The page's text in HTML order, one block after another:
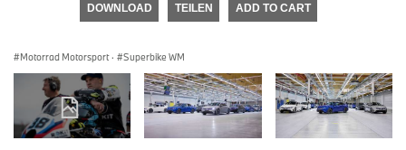
DOWNLOAD TEILEN ADD TO CART
Motorrad Motorsport · Superbike WM